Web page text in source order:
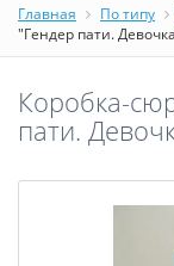
Главная По типу
"Гендер пати.
Коробка-
пати.